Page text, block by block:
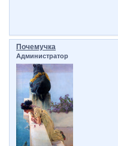
Почемучка
Администратор